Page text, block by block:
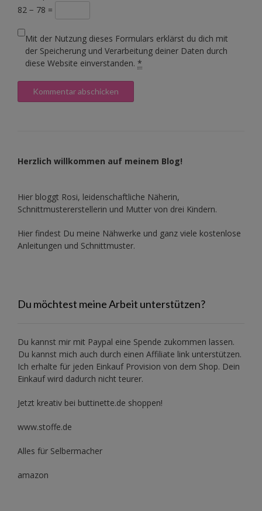
82 − 78 =
Mit der Nutzung dieses Formulars erklärst du dich mit
der Speicherung und Verarbeitung deiner Daten durch
diese Website einverstanden. *
Herzlich willkommen auf meinem Blog!
Hier bloggt Rosi, leidenschaftliche Näherin,
Schnittmustererstellerin und Mutter von drei Kindern.
Hier findest Du meine Nähwerke und ganz viele kostenlose
Anleitungen und Schnittmuster.
Du möchtest meine Arbeit unterstützen?
Du kannst mir mit Paypal eine Spende zukommen lassen.
Du kannst mich auch durch einen Affiliate link unterstützen.
Ich erhalte für jeden Einkauf Provision von dem Shop. Dein
Einkauf wird dadurch nicht teurer.
Jetzt kreativ bei buttinette.de shoppen!
www.stoffe.de
Alles für Selbermacher
amazon